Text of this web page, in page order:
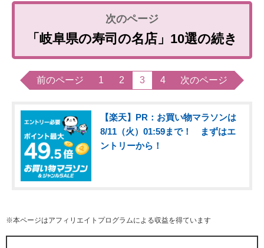
「岐阜県の寿司の名店」10選の続き
前のページ 1 2 3 4 次のページ
【楽天】PR：お買い物マラソンは
8/11（火）01:59まで！ まずはエ
ントリーから！
※本ページはアフィリエイトプログラムによる収益を得ています